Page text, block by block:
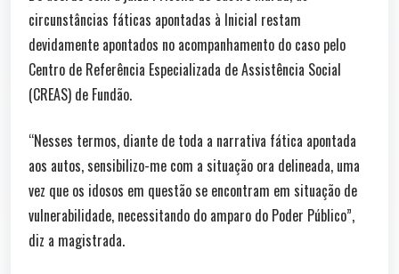
circunstâncias fáticas apontadas à Inicial restam
devidamente apontados no acompanhamento do caso pelo
Centro de Referência Especializada de Assistência Social
(CREAS) de Fundão.
“Nesses termos, diante de toda a narrativa fática apontada
aos autos, sensibilizo-me com a situação ora delineada, uma
vez que os idosos em questão se encontram em situação de
vulnerabilidade, necessitando do amparo do Poder Público”,
diz a magistrada.